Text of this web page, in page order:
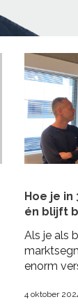
Hoe je
én blijft
Als je als
enorm
in 3
4 oktober